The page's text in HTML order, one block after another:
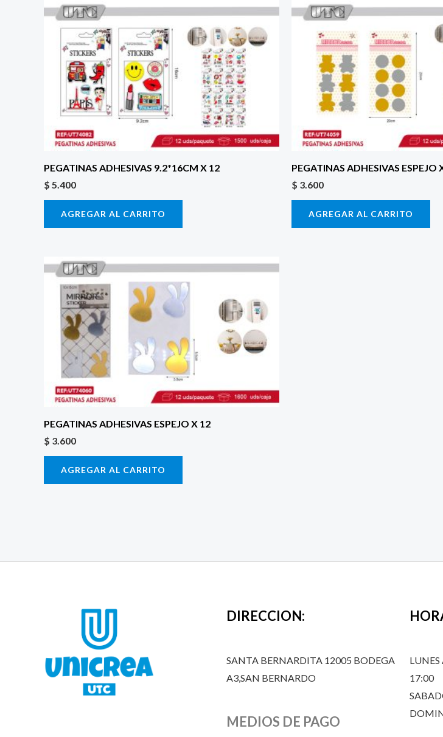
PEGATINAS ADHESIVAS 9.2*16CM X 12
$ 5.400
AGREGAR AL CARRITO
PEGATINAS ADHESIVAS ESPEJO
$ 3.600
AGREGAR AL CARRITO
PEGATINAS ADHESIVAS ESPEJO X 12
$ 3.600
AGREGAR AL CARRITO
DIRECCION:
SANTA BERNARDITA 12005 BODEGA
A3,SAN BERNARDO
MEDIOS DE PAGO
17:00